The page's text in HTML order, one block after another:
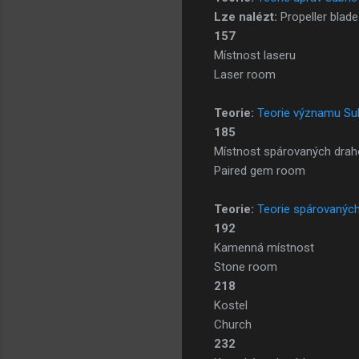
Lze nalézt: Propeller blade
157
Místnost laseru
Laser room
Teorie: Teorie významu
185
Místnost spárovaných
Paired gem room
Teorie: Teorie
192
Kamenná místnost
Stone room
218
Kostel
Church
232